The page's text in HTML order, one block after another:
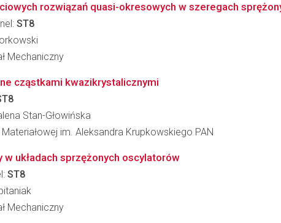
rozwiązań quasi-okresowych w szeregach
ST8
Mechaniczny
cząstkami kwazikrystalicznymi
Stan-Głowińska
im. Aleksandra Krupkowskiego PAN
układach sprzężonych oscylatorów
ST8
Mechaniczny